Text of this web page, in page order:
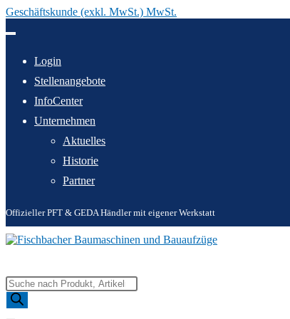
Geschäftskunde (exkl. MwSt.) MwSt.
Inhalt
Login
Stellenangebote
InfoCenter
Unternehmen
Aktuelles
Historie
Partner
Offizieller PFT & GEDA Händler mit eigener Werkstatt
Products
search